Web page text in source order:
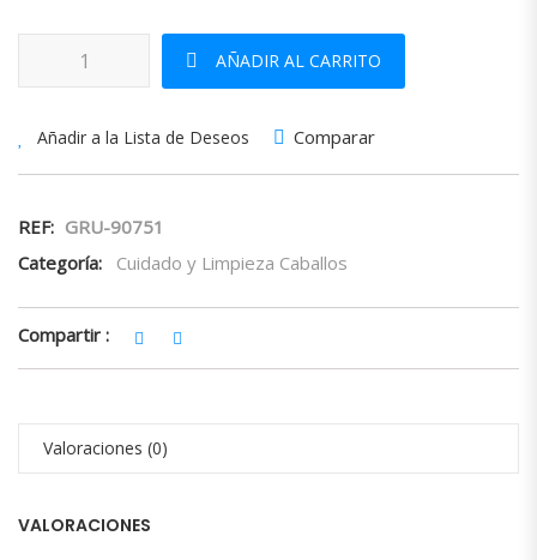
Escofina para Cascos con Mango cantidad
AÑADIR AL CARRITO
Añadir a la Lista de Deseos Comparar
REF: GRU-90751
Categoría:
Cuidado y Limpieza Caballos
Compartir :
Valoraciones (0)
VALORACIONES